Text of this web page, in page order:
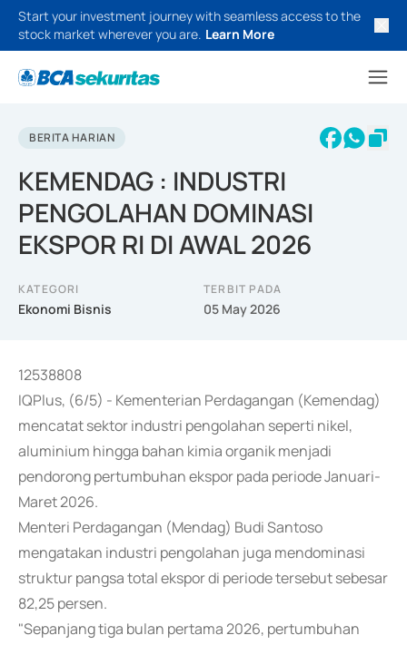
Start your investment journey with seamless access to the
stock market wherever you are. Learn More
BERITA HARIAN
KEMENDAG : INDUSTRI
PENGOLAHAN DOMINASI
EKSPOR RI DI AWAL 2026
KATEGORI
Ekonomi Bisnis
TERBIT PADA
05 May 2026
12538808
IQPlus, (6/5) - Kementerian Perdagangan (Kemendag)
mencatat sektor industri pengolahan seperti nikel,
aluminium hingga bahan kimia organik menjadi
pendorong pertumbuhan ekspor pada periode Januari-
Maret 2026.
Menteri Perdagangan (Mendag) Budi Santoso
mengatakan industri pengolahan juga mendominasi
struktur pangsa total ekspor di periode tersebut sebesar
82,25 persen.
"Sepanjang tiga bulan pertama 2026, pertumbuhan